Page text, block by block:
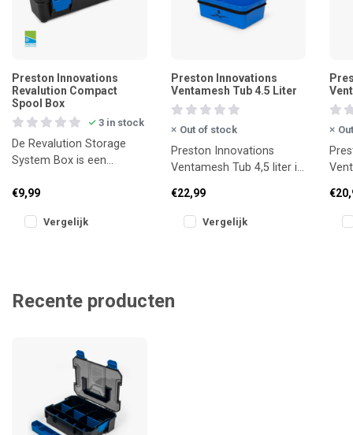
Preston Innovations
Revalution Compact
Spool Box
3 in stock
De Revalution Storage
System Box is een
oplossing voor het
€9,99
Vergelijk
Preston Innovations
Ventamesh Tub 4.5 Liter
Out of stock
Preston Innovations
Ventamesh Tub 4,5 liter is
aasbak voor het bewaren
van grote
€22,99
Vergelijk
leve
Recente producten